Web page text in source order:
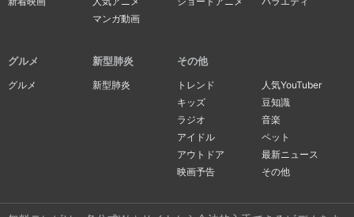
マンガ動画
グルメ
グルメ
新型肺炎
新型肺炎
その他
トレンド
人気YouTuber
キッズ
豆知識
ラジオ
音楽
アイドル
ペット
アウトドア
最新ニュース
映画予告
その他